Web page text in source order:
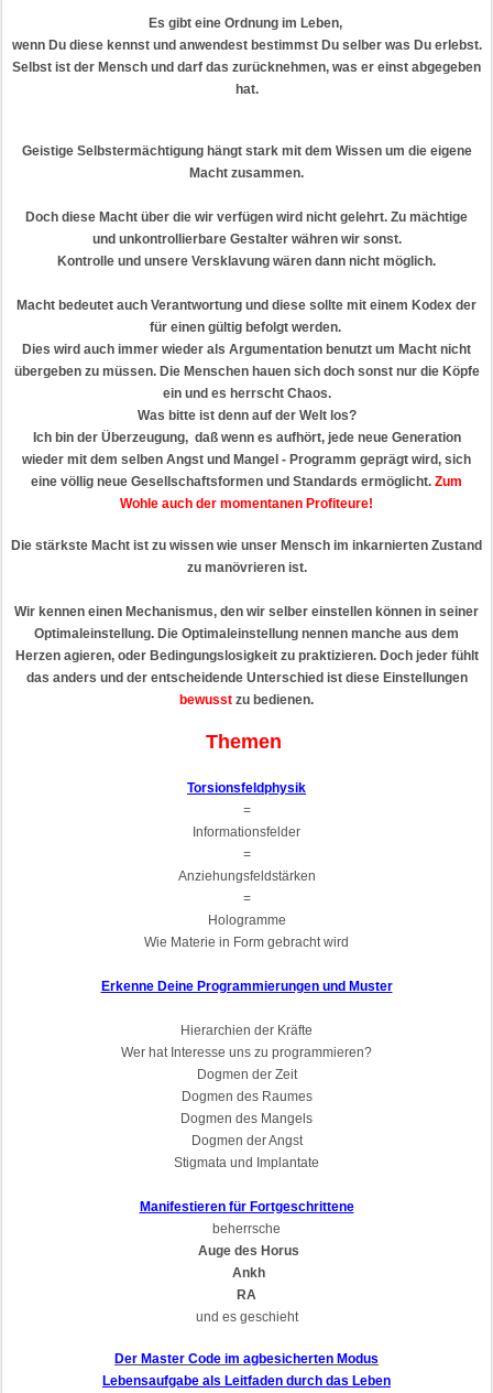
Es gibt eine Ordnung im Leben,
wenn Du diese kennst und anwendest bestimmst Du selber was Du erlebst.
Selbst ist der Mensch und darf das zurücknehmen, was er einst abgegeben
hat.
Geistige Selbstermächtigung hängt stark mit dem Wissen um die eigene
Macht zusammen.
Doch diese Macht über die wir verfügen wird nicht gelehrt. Zu mächtige
und unkontrollierbare Gestalter währen wir sonst.
Kontrolle und unsere Versklavung wären dann nicht möglich.
Macht bedeutet auch Verantwortung und diese sollte mit einem Kodex der
für einen gültig befolgt werden.
Dies wird auch immer wieder als Argumentation benutzt um Macht nicht
übergeben zu müssen. Die Menschen hauen sich doch sonst nur die Köpfe
ein und es herrscht Chaos.
Was bitte ist denn auf der Welt los?
Ich bin der Überzeugung, daß wenn es aufhört, jede neue Generation
wieder mit dem selben Angst und Mangel - Programm geprägt wird, sich
eine völlig neue Gesellschaftsformen und Standards ermöglicht. Zum
Wohle auch der momentanen Profiteure!
Die stärkste Macht ist zu wissen wie unser Mensch im inkarnierten Zustand
zu manövrieren ist.
Wir kennen einen Mechanismus, den wir selber einstellen können in seiner
Optimaleinstellung. Die Optimaleinstellung nennen manche aus dem
Herzen agieren, oder Bedingungslosigkeit zu praktizieren. Doch jeder fühlt
das anders und der entscheidende Unterschied ist diese Einstellungen
bewusst zu bedienen.
Themen
Torsionsfeldphysik
=
Informationsfelder
=
Anziehungsfeldstärken
=
Hologramme
Wie Materie in Form gebracht wird
Erkenne Deine Programmierungen und Muster
Hierarchien der Kräfte
Wer hat Interesse uns zu programmieren?
Dogmen der Zeit
Dogmen des Raumes
Dogmen des Mangels
Dogmen der Angst
Stigmata und Implantate
Manifestieren für Fortgeschrittene
beherrsche
Auge des Horus
Ankh
RA
und es geschieht
Der Master Code im agbesicherten Modus
Lebensaufgabe als Leitfaden durch das Leben